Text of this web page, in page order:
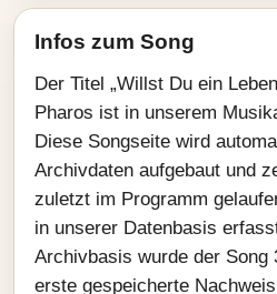
Infos zum Song
Der Titel „Willst Du ein
Pharos ist in unserem
Diese Songseite wird
Archivdaten aufgebaut und
zuletzt im Programm
in unserer Datenbasis
Archivbasis wurde der Song
erste gespeicherte